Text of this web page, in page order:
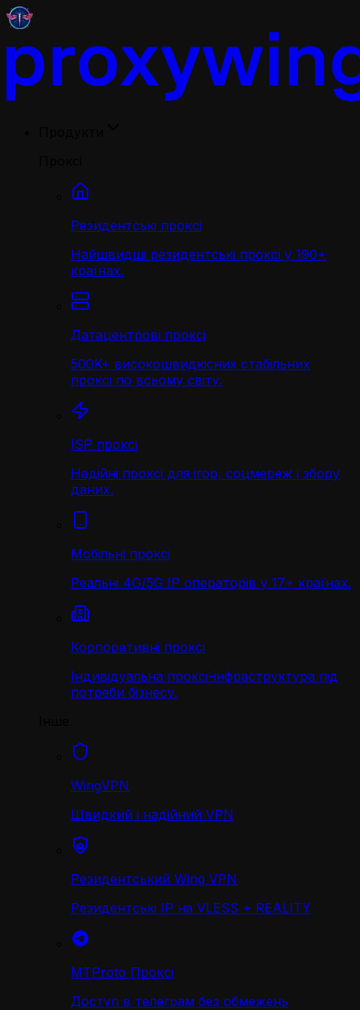
Резидентські проксі
Найшвидші резидентські проксі у 190+
країнах.
Датацентрові проксі
500K+ високошвидкісних стабільних
проксі по всьому світу.
ISP проксі
Надійні проксі для ігор, соцмереж і збору
даних.
Мобільні проксі
Реальні 4G/5G IP операторів у 17+ країнах.
Корпоративні проксі
Індивідуальна проксі-інфраструктура під
потреби бізнесу.
WingVPN
Швидкий і надійний VPN
Резидентський Wing VPN
Резидентські IP на VLESS + REALITY
MTProto Проксі
Доступ в телеграм без обмежень